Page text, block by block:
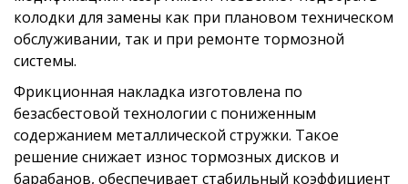
TEXTAR
91057300, 98101057304
VALEO
562772
FORD
YS6J2200-AA, 1135083, 1197674, 123688
2, 2S612200-AA,
YS612200-AC, 2S6J2200-BA, YS612200-A
B, 1145292, 1125669,
1106633, 1123790, 1417551
колодки для замены как при плановом техническом
обслуживании, так и при ремонте тормозной
системы.
Фрикционная накладка изготовлена по
безасбестовой технологии с пониженным
содержанием металлической стружки. Такое
решение снижает износ тормозных дисков и
барабанов, обеспечивает стабильный коэффициент